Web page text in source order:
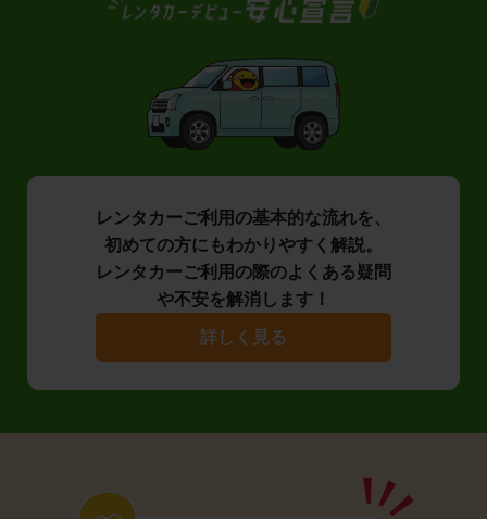
レンタカーご利用の基本的な流れを、
初めての方にもわかりやすく解説。
レンタカーご利用の際のよくある疑問
や不安を解消します！
詳しく見る